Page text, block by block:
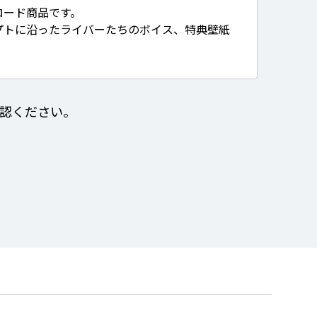
ド商品です。
に沿ったライバーたちのボイス、特典壁紙
ください。